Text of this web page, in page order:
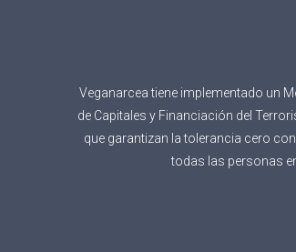
Veganarcea tiene implementado un
de Capitales y Financiación del
que garantizan la tolerancia cero
todas las personas